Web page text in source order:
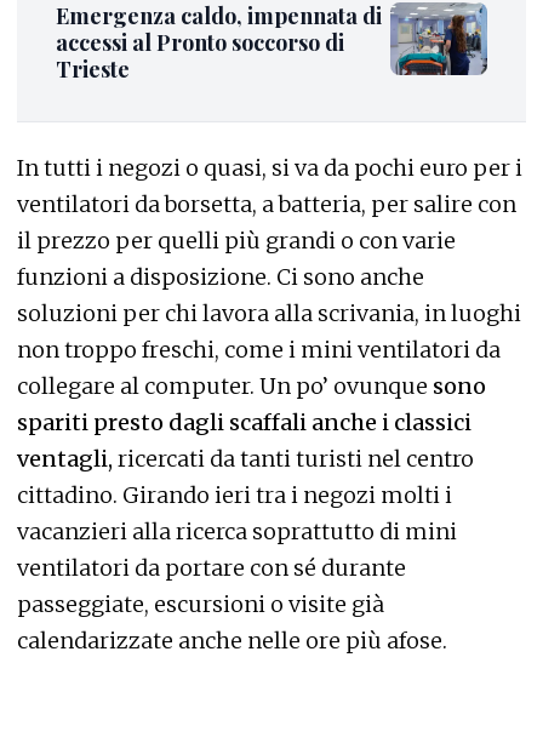
Emergenza caldo, impennata di
accessi al Pronto soccorso di
Trieste
In tutti i negozi o quasi, si va da pochi euro per i
ventilatori da borsetta, a batteria, per salire con
il prezzo per quelli più grandi o con varie
funzioni a disposizione. Ci sono anche
soluzioni per chi lavora alla scrivania, in luoghi
non troppo freschi, come i mini ventilatori da
collegare al computer. Un po’ ovunque sono
spariti presto dagli scaffali anche i classici
ventagli, ricercati da tanti turisti nel centro
cittadino. Girando ieri tra i negozi molti i
vacanzieri alla ricerca soprattutto di mini
ventilatori da portare con sé durante
passeggiate, escursioni o visite già
calendarizzate anche nelle ore più afose.